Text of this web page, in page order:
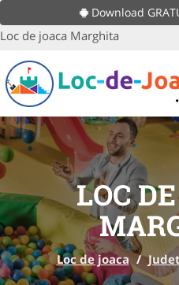
Download
Loc de joaca Marghita
LOC
Loc de joaca /